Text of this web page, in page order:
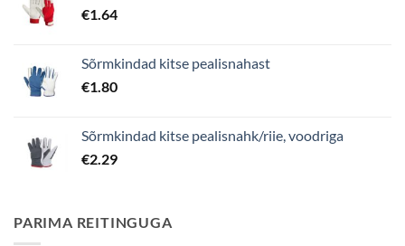
€1.64
Sõrmkindad kitse pealisnahast
€1.80
Sõrmkindad kitse pealisnahk/riie, voodriga
€2.29
PARIMA REITINGUGA